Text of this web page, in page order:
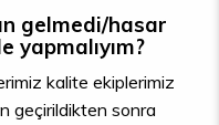
gelmedi/hasar
yapmalıyım?
kalite ekiplerimiz
geçirildikten sonra